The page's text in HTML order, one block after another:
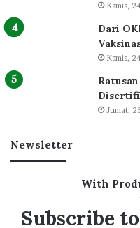
Kamis,
Dari
Kamis,
Jumat,
Newsletter
With
Subscribe